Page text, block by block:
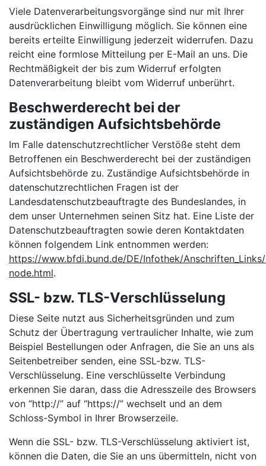
Viele Datenverarbeitungsvorgänge sind nur mit Ihrer
ausdrücklichen Einwilligung möglich. Sie können eine
bereits erteilte Einwilligung jederzeit widerrufen. Dazu
reicht eine formlose Mitteilung per E-Mail an uns. Die
Rechtmäßigkeit der bis zum Widerruf erfolgten
Datenverarbeitung bleibt vom Widerruf unberührt.
Beschwerderecht bei der
zuständigen Aufsichtsbehörde
Im Falle datenschutzrechtlicher Verstöße steht dem
Betroffenen ein Beschwerderecht bei der zuständigen
Aufsichtsbehörde zu. Zuständige Aufsichtsbehörde in
datenschutzrechtlichen Fragen ist der
Landesdatenschutzbeauftragte des Bundeslandes, in
dem unser Unternehmen seinen Sitz hat. Eine Liste der
Datenschutzbeauftragten sowie deren Kontaktdaten
können folgendem Link entnommen werden:
https://www.bfdi.bund.de/DE/Infothek/
node.html.
SSL- bzw. TLS-Verschlüsselung
Diese Seite nutzt aus Sicherheitsgründen und zum
Schutz der Übertragung vertraulicher Inhalte, wie zum
Beispiel Bestellungen oder Anfragen, die Sie an uns als
Seitenbetreiber senden, eine SSL-bzw. TLS-
Verschlüsselung. Eine verschlüsselte Verbindung
erkennen Sie daran, dass die Adresszeile des Browsers
von “http://” auf “https://” wechselt und an dem
Schloss-Symbol in Ihrer Browserzeile.
Wenn die SSL- bzw. TLS-Verschlüsselung aktiviert ist,
können die Daten, die Sie an uns übermitteln, nicht von